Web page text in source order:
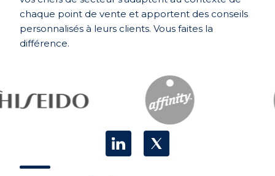
chaque point de vente et apportent des conseils
personnalisés à leurs clients. Vous faites la
différence.